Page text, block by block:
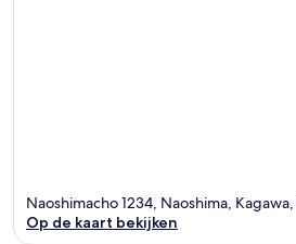
Naoshimacho 1234, Naoshima, Kagawa,
Op de kaart bekijken